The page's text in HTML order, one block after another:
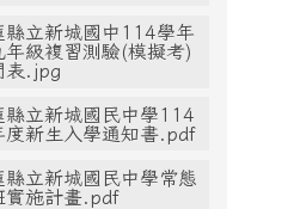
縣立新城國中114學年
年級複習測驗(模擬考)
表.jpg
縣立新城國民中學114
度新生入學通知書.pdf
縣立新城國民中學常態
實施計畫.pdf